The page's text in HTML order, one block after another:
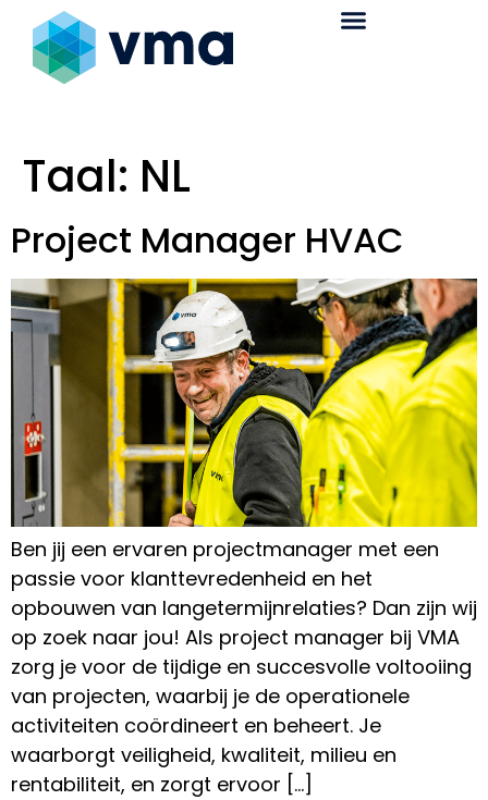
Taal: NL
Project Manager HVAC
Ben jij een ervaren projectmanager met een
passie voor klanttevredenheid en het
opbouwen van langetermijnrelaties? Dan zijn wij
op zoek naar jou! Als project manager bij VMA
zorg je voor de tijdige en succesvolle voltooiing
van projecten, waarbij je de operationele
activiteiten coördineert en beheert. Je
waarborgt veiligheid, kwaliteit, milieu en
rentabiliteit, en zorgt ervoor […]